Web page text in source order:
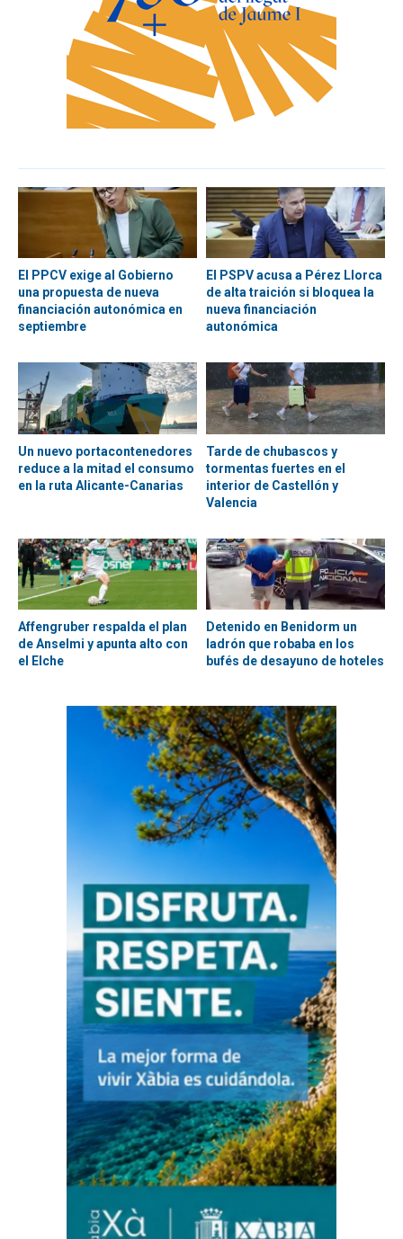
El PPCV exige al Gobierno
una propuesta de nueva
financiación autonómica en
septiembre
El PSPV acusa a Pérez Llorca
de alta traición si bloquea la
nueva financiación
autonómica
Un nuevo portacontenedores
reduce a la mitad el consumo
en la ruta Alicante-Canarias
Tarde de chubascos y
tormentas fuertes en el
interior de Castellón y
Valencia
Affengruber respalda el plan
de Anselmi y apunta alto con
el Elche
Detenido en Benidorm un
ladrón que robaba en los
bufés de desayuno de hoteles